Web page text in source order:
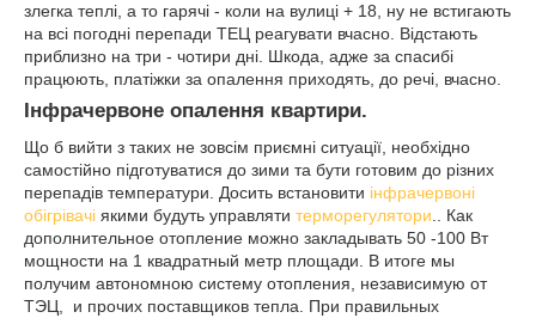
злегка теплі, а то гарячі - коли на вулиці + 18, ну не встигають
на всі погодні перепади ТЕЦ реагувати вчасно. Відстають
приблизно на три - чотири дні. Шкода, адже за спасибі
працюють, платіжки за опалення приходять, до речі, вчасно.
Інфрачервоне опалення квартири.
Що б вийти з таких не зовсім приємні ситуації, необхідно
самостійно підготуватися до зими та бути готовим до різних
перепадів температури. Досить встановити інфрачервоні
обігрівачі якими будуть управляти терморегулятори .. Как
дополнительное отопление можно закладывать 50 -100 Вт
мощности на 1 квадратный метр площади. В итоге мы
получим автономною систему отопления, независимую от
ТЭЦ, и прочих поставщиков тепла. При правильных